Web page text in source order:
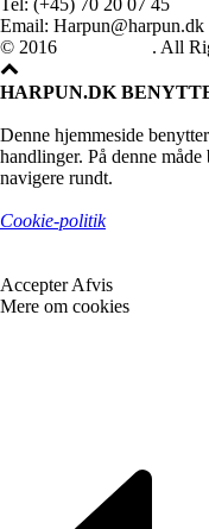
Email: Harpun@harpun.dk
© 2016
. All
HARPUN.DK
Denne hjemmeside
handlinger. På denne
navigere rundt.
Cookie-politik
Accepter Afvis
Mere om cookies